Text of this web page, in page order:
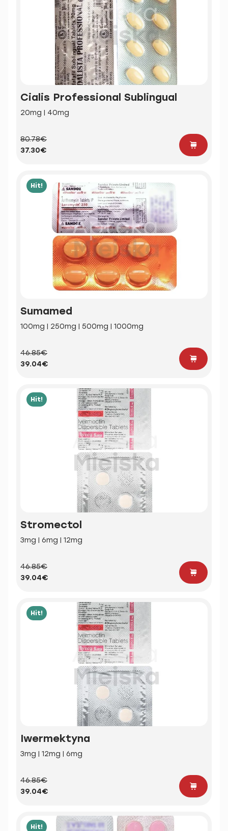
Cialis Professional Sublingual
20mg | 40mg
80.78€
37.30€
Hit!
Sumamed
100mg | 250mg | 500mg | 1000mg
46.85€
39.04€
Hit!
Stromectol
3mg | 6mg | 12mg
46.85€
39.04€
Hit!
Iwermektyna
3mg | 12mg | 6mg
46.85€
39.04€
Hit!